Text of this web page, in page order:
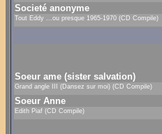
Societé anonyme
Tout Eddy ...ou presque 1965-1970 (CD Compile)
Soeur ame (sister salvation)
Grand angle III (Dansez sur moi) (CD Compile)
Soeur Anne
Edith Piaf (CD Compile)